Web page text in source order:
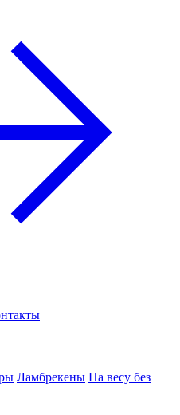
Ламбрекены На весу без